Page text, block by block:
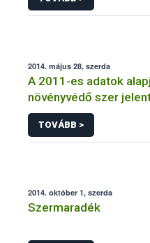
2014. május 28, szerda
A 2011-es adatok
növényvédő szer
TOVÁBB >
2014. október 1, szerda
Szermaradék